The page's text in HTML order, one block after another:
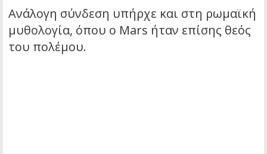
Ανάλογη σύνδεση υπήρχε και στη ρωμαϊκή
μυθολογία, όπου ο Mars ήταν επίσης θεός
του πολέμου.